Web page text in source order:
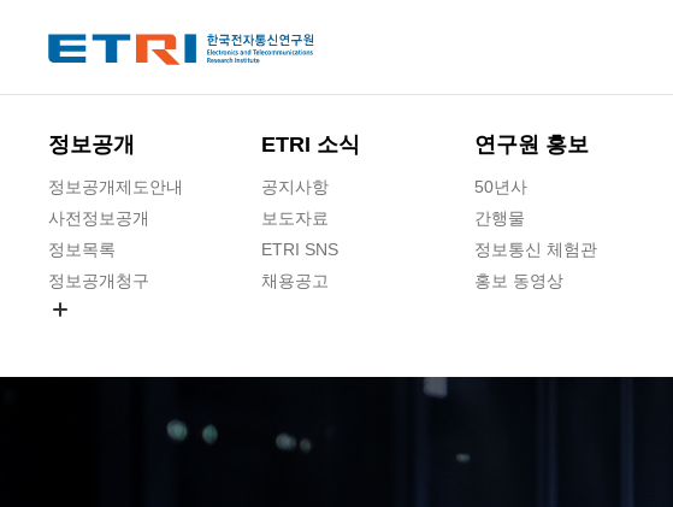
정보공개
정보공개제도안내
사전정보공개
정보목록
정보공개청구
ETRI 소식
공지사항
보도자료
ETRI SNS
채용공고
연구원 홍보
50년사
간행물
정보통신 체험관
홍보 동영상